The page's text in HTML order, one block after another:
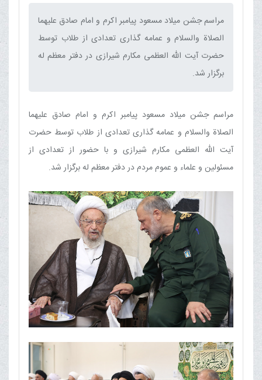
مراسم جشن میلاد مسعود پیامبر اکرم و امام صادق علیهما
الصلاة والسلام و عمامه گذاری تعدادی از طلاب توسط
حضرت آیت الله العظمی مکارم شیرازی در دفتر معظم له
برگزار شد.‌
مراسم جشن میلاد مسعود پیامبر اکرم و امام صادق علیهما
الصلاة والسلام و عمامه گذاری تعدادی از طلاب توسط حضرت
آیت الله العظمی مکارم شیرازی و با حضور از تعدادی از
مسئولین و علماء و عموم مردم در دفتر معظم له برگزار شد.